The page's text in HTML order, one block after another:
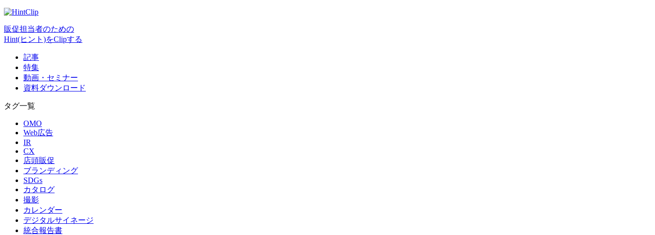
販促担当者のための
Hint(ヒント)をClipする
記事
特集
動画・セミナー
資料ダウンロード
タグ一覧
OMO
Web広告
IR
CX
店頭販促
ブランディング
SDGs
カタログ
撮影
カレンダー
デジタルサイネージ
統合報告書